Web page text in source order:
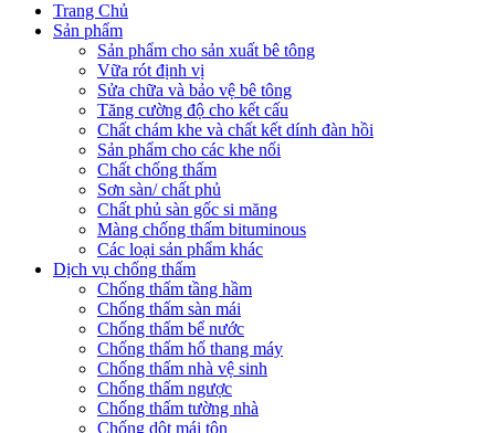
Trang Chủ
Sản phẩm
Sản phẩm cho sản xuất bê tông
Vữa rót định vị
Sửa chữa và bảo vệ bê tông
Tăng cường độ cho kết cấu
Chất chám khe và chất kết dính đàn hồi
Sản phẩm cho các khe nối
Chất chống thấm
Sơn sàn/ chất phủ
Chất phủ sàn gốc si măng
Màng chống thấm bituminous
Các loại sản phẩm khác
Dịch vụ chống thấm
Chống thấm tầng hầm
Chống thấm sàn mái
Chống thấm bể nước
Chống thấm hố thang máy
Chống thấm nhà vệ sinh
Chống thấm ngược
Chống thấm tường nhà
Chống dột mái tôn